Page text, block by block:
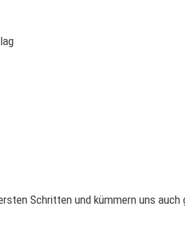
Schritten und kümmern uns